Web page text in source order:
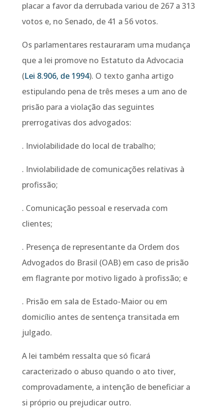
placar a favor da derrubada variou de 267 a 313
votos e, no Senado, de 41 a 56 votos.
Os parlamentares restauraram uma mudança
que a lei promove no Estatuto da Advocacia
(Lei 8.906, de 1994). O texto ganha artigo
estipulando pena de três meses a um ano de
prisão para a violação das seguintes
prerrogativas dos advogados:
. Inviolabilidade do local de trabalho;
. Inviolabilidade de comunicações relativas à
profissão;
. Comunicação pessoal e reservada com
clientes;
. Presença de representante da Ordem dos
Advogados do Brasil (OAB) em caso de prisão
em flagrante por motivo ligado à profissão; e
. Prisão em sala de Estado-Maior ou em
domicílio antes de sentença transitada em
julgado.
A lei também ressalta que só ficará
caracterizado o abuso quando o ato tiver,
comprovadamente, a intenção de beneficiar a
si próprio ou prejudicar outro.